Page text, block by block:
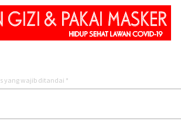
yang wajib ditandai *